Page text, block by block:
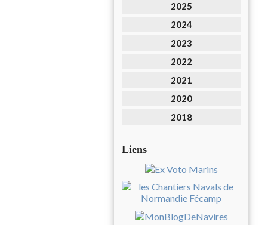
2025
2024
2023
2022
2021
2020
2018
Liens